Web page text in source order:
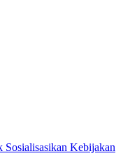
Kebijakan